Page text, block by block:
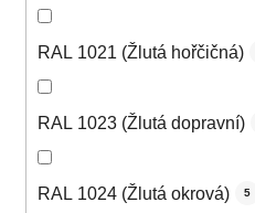
RAL 1021 (Žlutá hořčičná)
RAL 1023 (Žlutá dopravní)
RAL 1024 (Žlutá okrová) 5